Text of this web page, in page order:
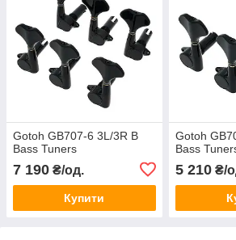
Gotoh GB707-6 3L/3R B
Bass Tuners
7 190 ₴/од.
Купити
Gotoh
Bass
5 210₴/